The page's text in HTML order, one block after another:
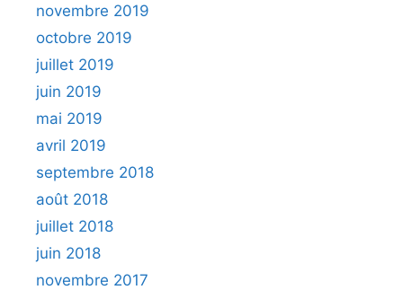
novembre 2019
octobre 2019
juillet 2019
juin 2019
mai 2019
avril 2019
septembre 2018
août 2018
juillet 2018
juin 2018
novembre 2017